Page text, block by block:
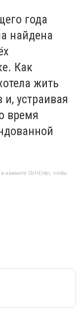
года
найдена
Как
жить
и, устраивая
время
нажмите Ctrl+Enter, чтобы